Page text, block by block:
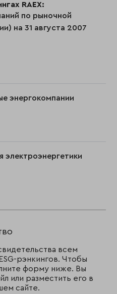
RAEX:
по рыночной
на 31 августа 2007
энергокомпании
электроэнергетики
всем
рэнкингов. Чтобы
форму ниже. Вы
или разместить его в
сайте.